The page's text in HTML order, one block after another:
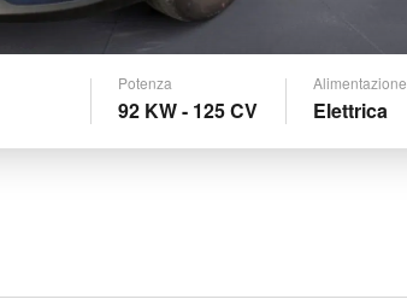
Potenza
92 KW - 125 CV
Alimentazione
Elettrica